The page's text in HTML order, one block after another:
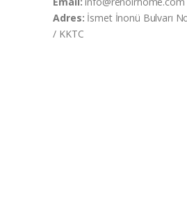
Adres: İsmet İnonü Bulvarı
/ KKTC